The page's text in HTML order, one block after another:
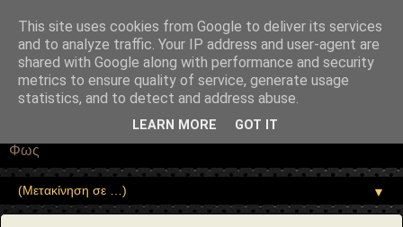
"potentialAction": { "@type": "ReadAction", "target":
"https://www.sophia-ntrekou.gr/2014/02/Kyriaki-Aswtoy-
p.N.Loydovikos.html" } }
Αέναη επΑνάσταση
• Επιστήμη • Ψυχολογία • Λογοτεχνία • Τέχνες • Θεολογία •
Φιλοσοφία • Στοχασμοί... για τη μνήμη, τον άνθρωπο και το
Φως
▼
This site uses cookies from Google to deliver its services
and to analyze traffic. Your IP address and user-agent are
shared with Google along with performance and security
metrics to ensure quality of service, generate usage
statistics, and to detect and address abuse.
LEARN MORE GOT IT